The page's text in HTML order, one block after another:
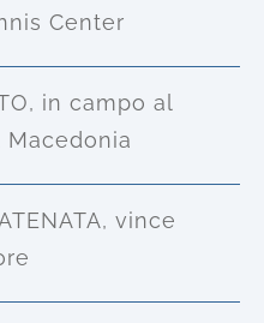
Center
in campo al
Macedonia
vince